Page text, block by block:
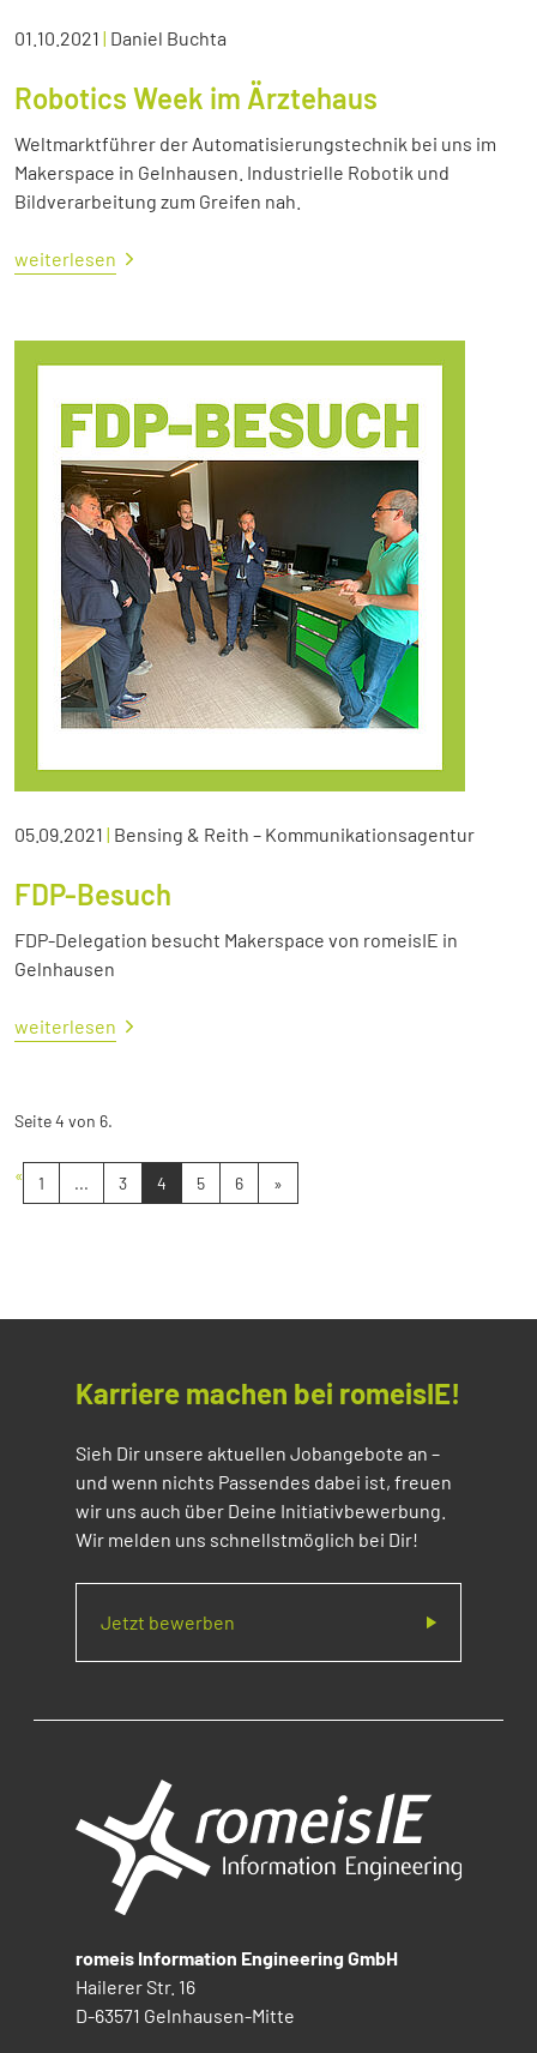
01.10.2021 | Daniel Buchta
Robotics Week im Ärztehaus
Weltmarktführer der Automatisierungstechnik bei uns im
Makerspace in Gelnhausen. Industrielle Robotik und
Bildverarbeitung zum Greifen nah.
weiterlesen
05.09.2021 | Bensing & Reith – Kommunikationsagentur
FDP-Besuch
FDP-Delegation besucht Makerspace von romeisIE in
Gelnhausen
weiterlesen
Seite 4 von 6.
« 1 ... 3 4 5 6 »
Karriere machen bei romeisIE!
Sieh Dir unsere aktuellen Jobangebote an –
und wenn nichts Passendes dabei ist, freuen
wir uns auch über Deine Initiativbewerbung.
Wir melden uns schnellstmöglich bei Dir!
Jetzt bewerben
romeis Information Engineering GmbH
Hailerer Str. 16
D-63571 Gelnhausen-Mitte